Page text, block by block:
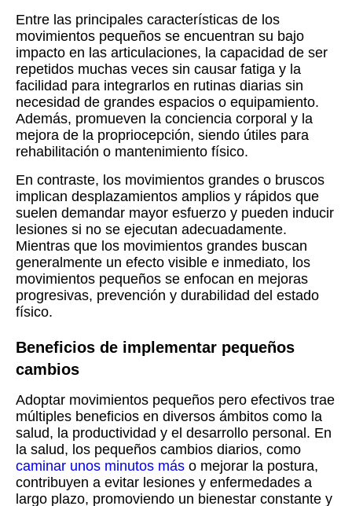
Entre las principales características de los
movimientos pequeños se encuentran su bajo
impacto en las articulaciones, la capacidad de ser
repetidos muchas veces sin causar fatiga y la
facilidad para integrarlos en rutinas diarias sin
necesidad de grandes espacios o equipamiento.
Además, promueven la conciencia corporal y la
mejora de la propriocepción, siendo útiles para
rehabilitación o mantenimiento físico.
En contraste, los movimientos grandes o bruscos
implican desplazamientos amplios y rápidos que
suelen demandar mayor esfuerzo y pueden inducir
lesiones si no se ejecutan adecuadamente.
Mientras que los movimientos grandes buscan
generalmente un efecto visible e inmediato, los
movimientos pequeños se enfocan en mejoras
progresivas, prevención y durabilidad del estado
físico.
Beneficios de implementar pequeños
cambios
Adoptar movimientos pequeños pero efectivos trae
múltiples beneficios en diversos ámbitos como la
salud, la productividad y el desarrollo personal. En
la salud, los pequeños cambios diarios, como
caminar unos minutos más o mejorar la postura,
contribuyen a evitar lesiones y enfermedades a
largo plazo, promoviendo un bienestar constante y